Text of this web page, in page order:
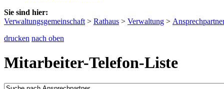
Sie sind hier:
Verwaltungsgemeinschaft > Rathaus > Verwaltung >
drucken nach oben
Mitarbeiter-Telefon-Liste